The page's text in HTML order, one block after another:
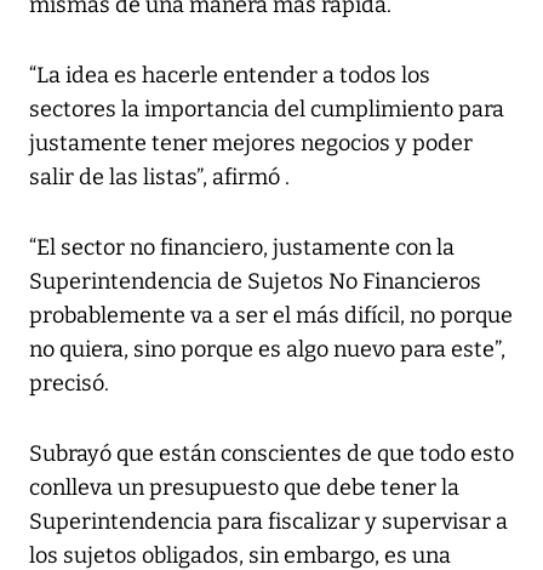
“La idea es hacerle entender a todos los
sectores la importancia del cumplimiento para
justamente tener mejores negocios y poder
salir de las listas”, afirmó .
“El sector no financiero, justamente con la
Superintendencia de Sujetos No Financieros
probablemente va a ser el más difícil, no porque
no quiera, sino porque es algo nuevo para este”,
precisó.
Subrayó que están conscientes de que todo esto
conlleva un presupuesto que debe tener la
Superintendencia para fiscalizar y supervisar a
los sujetos obligados, sin embargo, es una